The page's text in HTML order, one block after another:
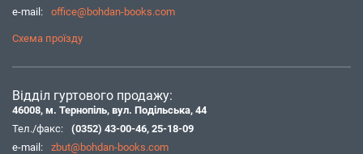
e-mail:
office@bohdan-books.com
Схема проїзду
Відділ гуртового продажу:
46008, м. Тернопіль, вул. Подільська, 44
Тел./факс:
(0352) 43-00-46, 25-18-09
e-mail:
zbut@bohdan-books.com